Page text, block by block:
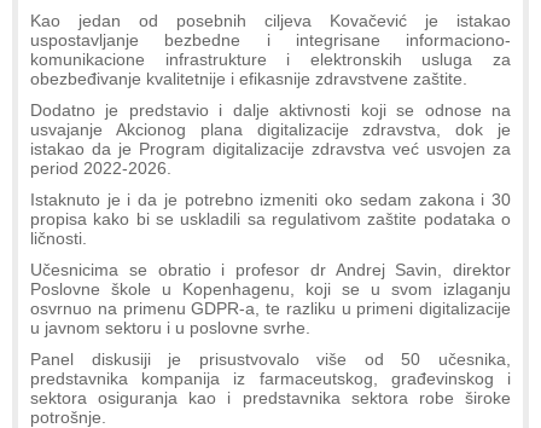
Kao jedan od posebnih ciljeva Kovačević je istakao
uspostavljanje bezbedne i integrisane informaciono-
komunikacione infrastrukture i elektronskih usluga za
obezbeđivanje kvalitetnije i efikasnije zdravstvene zaštite.
Dodatno je predstavio i dalje aktivnosti koji se odnose na
usvajanje Akcionog plana digitalizacije zdravstva, dok je
istakao da je Program digitalizacije zdravstva već usvojen za
period 2022-2026.
Istaknuto je i da je potrebno izmeniti oko sedam zakona i 30
propisa kako bi se uskladili sa regulativom zaštite podataka o
ličnosti.
Učesnicima se obratio i profesor dr Andrej Savin, direktor
Poslovne škole u Kopenhagenu, koji se u svom izlaganju
osvrnuo na primenu GDPR-a, te razliku u primeni digitalizacije
u javnom sektoru i u poslovne svrhe.
Panel diskusiji je prisustvovalo više od 50 učesnika,
predstavnika kompanija iz farmaceutskog, građevinskog i
sektora osiguranja kao i predstavnika sektora robe široke
potrošnje.